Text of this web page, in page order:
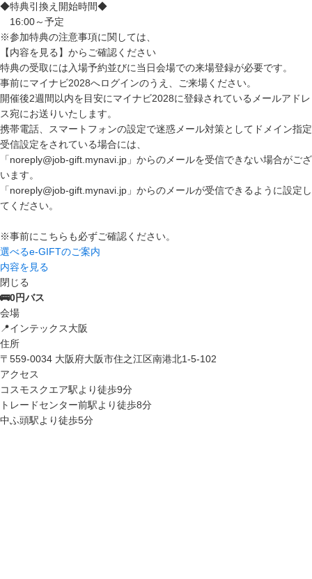
◆特典引換え開始時間◆
16:00～予定
※参加特典の注意事項に関しては、
【内容を見る】からご確認ください
特典の受取には入場予約並びに当日会場での来場登録が必要です。
事前にマイナビ2028へログインのうえ、ご来場ください。
開催後2週間以内を目安にマイナビ2028に登録されているメールアドレ
ス宛にお送りいたします。
携帯電話、スマートフォンの設定で迷惑メール対策としてドメイン指定
受信設定をされている場合には、
「noreply@job-gift.mynavi.jp」からのメールを受信できない場合がござ
います。
「noreply@job-gift.mynavi.jp」からのメールが受信できるように設定し
てください。
※事前にこちらも必ずご確認ください。
選べるe-GIFTのご案内
内容を見る
閉じる
🚌0円バス
会場
📍インテックス大阪
住所
〒559-0034 大阪府大阪市住之江区南港北1-5-102
アクセス
コスモスクエア駅より徒歩9分
トレードセンター前駅より徒歩8分
中ふ頭駅より徒歩5分